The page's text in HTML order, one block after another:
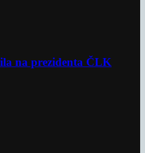
na prezidenta ČLK